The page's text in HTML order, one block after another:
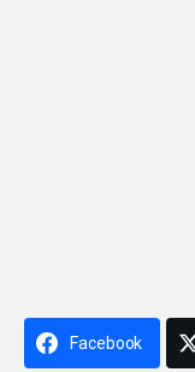
Facebook